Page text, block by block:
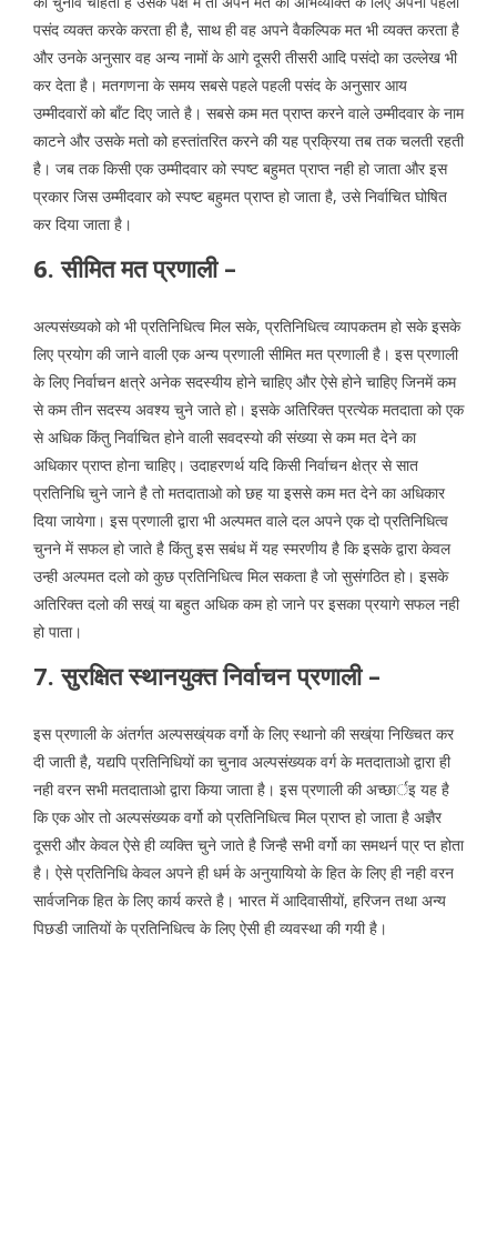
पसंद व्यक्त करके करता ही है, साथ ही वह अपने वैकल्पिक मत भी व्यक्त करता है
और उनके अनुसार वह अन्य नामों के आगे दूसरी तीसरी आदि पसंदो का उल्लेख भी
कर देता है। मतगणना के समय सबसे पहले पहली पसंद के अनुसार आय
उम्मीदवारों को बाँट दिए जाते है। सबसे कम मत प्राप्त करने वाले उम्मीदवार के नाम
काटने और उसके मतो को हस्तांतरित करने की यह प्रक्रिया तब तक चलती रहती
है। जब तक किसी एक उम्मीदवार को स्पष्ट बहुमत प्राप्त नही हो जाता और इस
प्रकार जिस उम्मीदवार को स्पष्ट बहुमत प्राप्त हो जाता है, उसे निर्वाचित घोषित
कर दिया जाता है।
6. सीमित मत प्रणाली –
अल्पसंख्यको को भी प्रतिनिधित्व मिल सके, प्रतिनिधित्व व्यापकतम हो सके इसके
लिए प्रयोग की जाने वाली एक अन्य प्रणाली सीमित मत प्रणाली है। इस प्रणाली
के लिए निर्वाचन क्षत्रे अनेक सदस्यीय होने चाहिए और ऐसे होने चाहिए जिनमें कम
से कम तीन सदस्य अवश्य चुने जाते हो। इसके अतिरिक्त प्रत्येक मतदाता को एक
से अधिक किंतु निर्वाचित होने वाली सवदस्यो की संख्या से कम मत देने का
अधिकार प्राप्त होना चाहिए। उदाहरणर्थ यदि किसी निर्वाचन क्षेत्र से सात
प्रतिनिधि चुने जाने है तो मतदाताओ को छह या इससे कम मत देने का अधिकार
दिया जायेगा। इस प्रणाली द्वारा भी अल्पमत वाले दल अपने एक दो प्रतिनिधित्व
चुनने में सफल हो जाते है किंतु इस सबंध में यह स्मरणीय है कि इसके द्वारा केवल
उन्ही अल्पमत दलो को कुछ प्रतिनिधित्व मिल सकता है जो सुसंगठित हो। इसके
अतिरिक्त दलो की सख्ं या बहुत अधिक कम हो जाने पर इसका प्रयागे सफल नही
हो पाता।
7. सुरक्षित स्थानयुक्त निर्वाचन प्रणाली –
इस प्रणाली के अंतर्गत अल्पसख्ंयक वर्गो के लिए स्थानो की सख्ंया निख्चित कर
दी जाती है, यद्यपि प्रतिनिधियों का चुनाव अल्पसंख्यक वर्ग के मतदाताओ द्वारा ही
नही वरन सभी मतदाताओ द्वारा किया जाता है। इस प्रणाली की अच्छार्इ यह है
कि एक ओर तो अल्पसंख्यक वर्गो को प्रतिनिधित्व मिल प्राप्त हो जाता है अज्ञैर
दूसरी और केवल ऐसे ही व्यक्ति चुने जाते है जिन्है सभी वर्गो का समथर्न पा्र प्त होता
है। ऐसे प्रतिनिधि केवल अपने ही धर्म के अनुयायियो के हित के लिए ही नही वरन
सार्वजनिक हित के लिए कार्य करते है। भारत में आदिवासीयों, हरिजन तथा अन्य
पिछडी जातियों के प्रतिनिधित्व के लिए ऐसी ही व्यवस्था की गयी है।